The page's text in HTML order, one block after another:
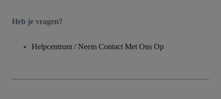
Heb je vragen?
Helpcentrum / Neem Contact Met Ons Op